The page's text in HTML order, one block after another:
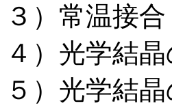
３）常温接
４）光学結
５）光学結